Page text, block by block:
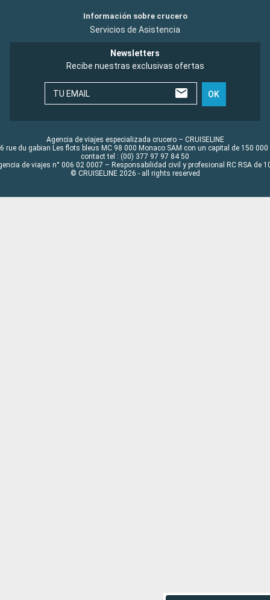
Información sobre crucero
Servicios de Asistencia
Newsletters
Recibe nuestras exclusivas ofertas
TU EMAIL OK
Agencia de viajes especializada crucero – CRUISELINE
rue du gabian Les flots bleus MC 98 000 Monaco SAM con un capital de 150 000
contact tel : (00) 377 97 97 84 50
de viajes n° 006 02 0007 – Responsabilidad civil y profesional RC RSA de
© CRUISELINE 2026 - all rights reserved